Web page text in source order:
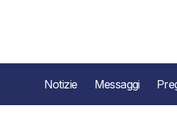
Notizie Messaggi